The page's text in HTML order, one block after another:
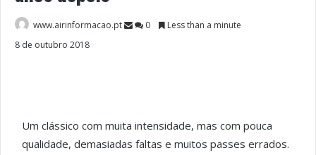
www.airinformacao.pt 0
Less than a minute
8 de outubro 2018
Um clássico com muita intensidade, mas com pouca
qualidade, demasiadas faltas e muitos passes errados.